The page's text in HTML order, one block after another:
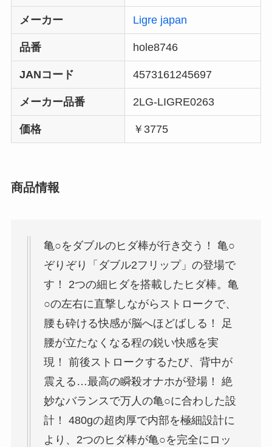
メーカー Ligre japan
品番 hole8746
JANコード 4573161245697
メーカー品番 2LG-LIGRE0263
価格 ￥3775
商品情報
亀○をダブルのヒダ棒が行き交う！ 亀○
ぞりぞり「ダブル2フリップ」の登場で
す！ 2つの細ヒダを搭載したヒダ棒。亀
○の左右に直撃しながらストロークで、
腰も砕ける快感が脳へほどばしる！ 足
腰が立たなくなる程の鋭い快感を実
現！ 前後ストロークするたび、背中が
震える…最高の瞬殺オナホが登場！ 絶
妙なバランスで万人の亀○に合わした設
計！ 480gの超肉厚で内部を極細設計に
より、2つのヒダ棒が亀○を完全にロッ